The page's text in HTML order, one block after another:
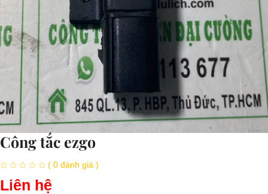
Công tắc ezgo
( 0 đánh giá )
Liên hệ